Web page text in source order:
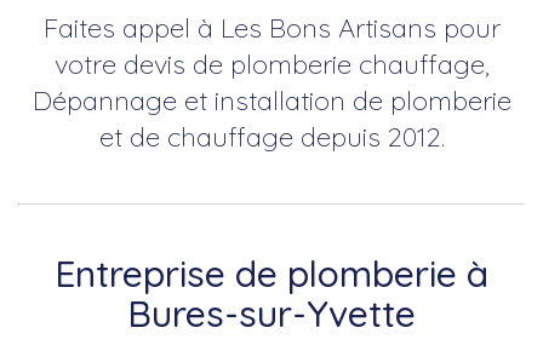
Faites appel à Les Bons Artisans pour
votre devis de plomberie chauffage,
Dépannage et installation de plomberie
et de chauffage depuis 2012.
Entreprise de plomberie à
Bures-sur-Yvette